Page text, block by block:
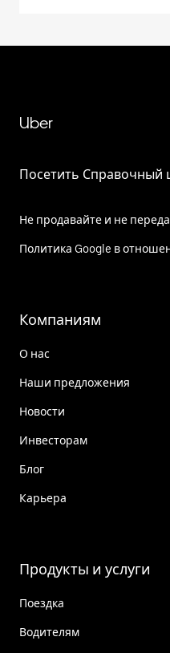
Uber
Посетить Справочный
Не продавайте и не
Политика Google в
Компаниям
О нас
Наши предложения
Новости
Инвесторам
Блог
Карьера
Продукты и услуги
Поездка
Водителям